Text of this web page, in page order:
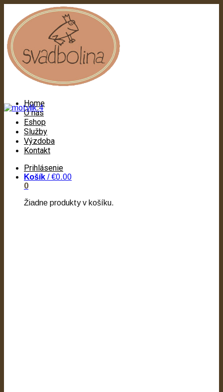
Home
O nás
Eshop
Služby
Výzdoba
Kontakt
Prihlásenie
Košík /€0.00
0
Žiadne produkty v košíku.